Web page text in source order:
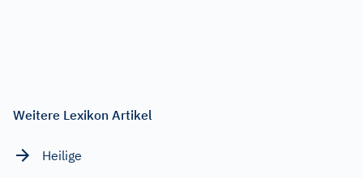
Weitere Lexikon Artikel
Heilige